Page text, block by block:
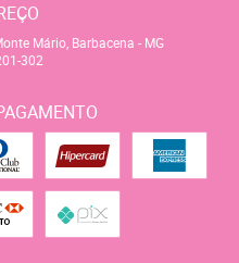
Mário, Barbacena - MG
302